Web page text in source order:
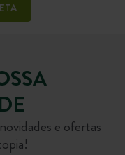
e ofertas